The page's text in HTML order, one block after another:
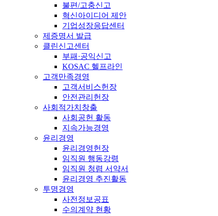
불편/고충신고
혁신아이디어 제안
기업성장응답센터
제증명서 발급
클린신고센터
부패·공익신고
KOSAC 헬프라인
고객만족경영
고객서비스헌장
안전관리헌장
사회적가치창출
사회공헌 활동
지속가능경영
윤리경영
윤리경영헌장
임직원 행동강령
임직원 청렴 서약서
윤리경영 추진활동
투명경영
사전정보공표
수의계약 현황